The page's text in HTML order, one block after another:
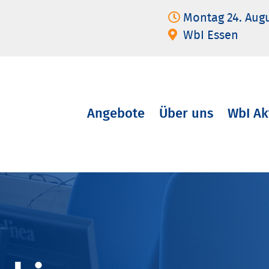
Montag 24.
WbI Essen
Navigation
Angebote Über uns WbI